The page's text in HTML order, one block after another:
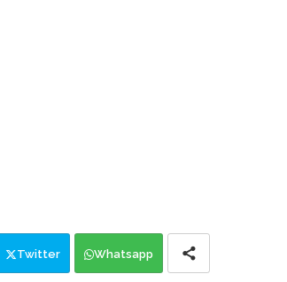
Twitter Whatsapp